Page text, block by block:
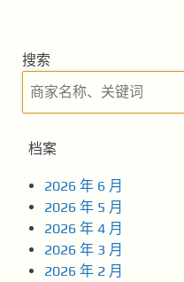
搜索
档案
2026 年 6 月
2026 年 5 月
2026 年 4 月
2026 年 3 月
2026 年 2 月